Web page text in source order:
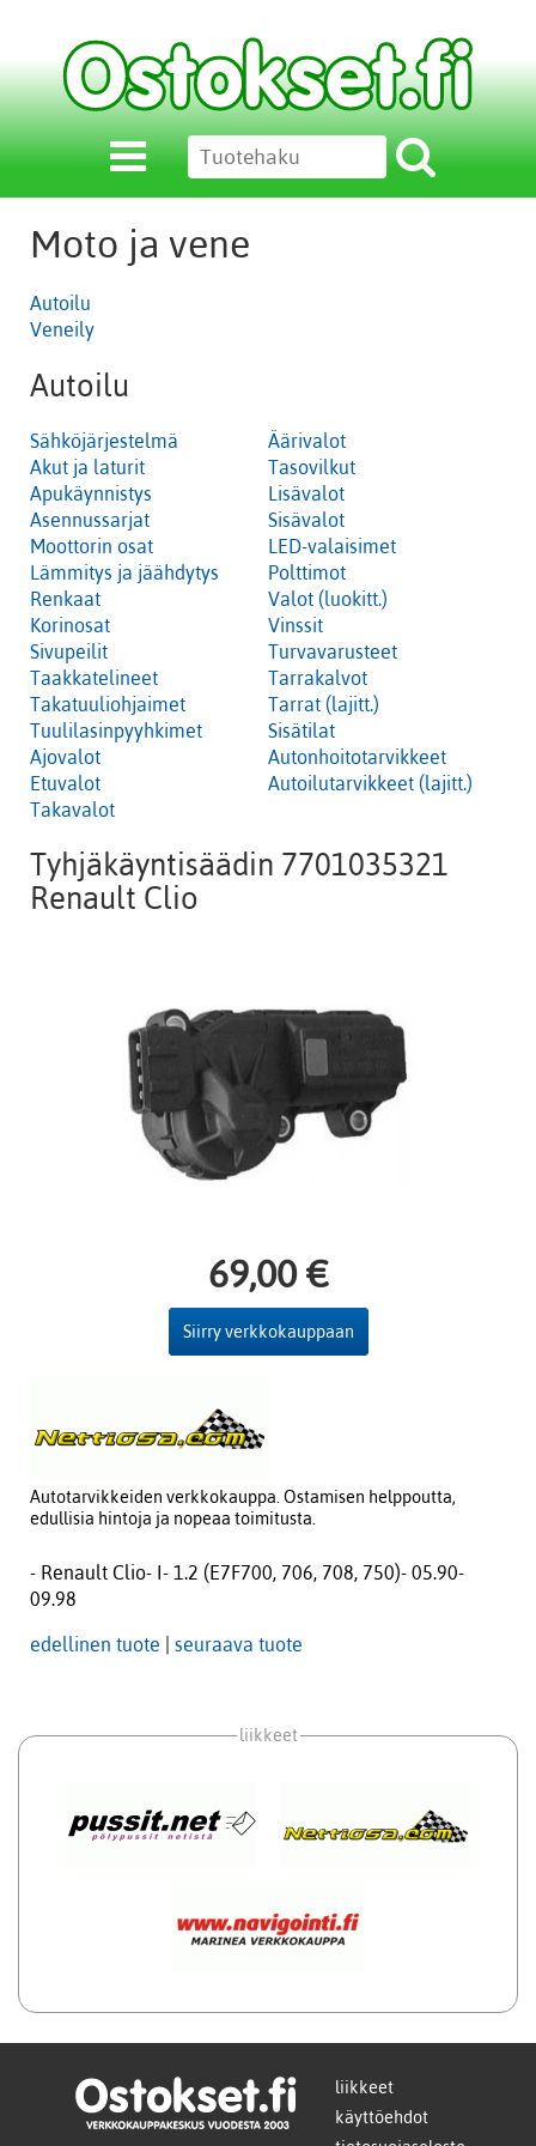
Moto ja vene
Autoilu
Veneily
Autoilu
Sähköjärjestelmä
Akut ja laturit
Apukäynnistys
Asennussarjat
Moottorin osat
Lämmitys ja jäähdytys
Renkaat
Korinosat
Sivupeilit
Taakkatelineet
Takatuuliohjaimet
Tuulilasinpyyhkimet
Ajovalot
Etuvalot
Takavalot
Äärivalot
Tasovilkut
Lisävalot
Sisävalot
LED-valaisimet
Polttimot
Valot (luokitt.)
Vinssit
Turvavarusteet
Tarrakalvot
Tarrat (lajitt.)
Sisätilat
Autonhoitotarvikkeet
Autoilutarvikkeet (lajitt.)
Tyhjäkäyntisäädin 7701035321
Renault Clio
69,00 €
Siirry verkkokauppaan
Autotarvikkeiden verkkokauppa. Ostamisen helppoutta,
edullisia hintoja ja nopeaa toimitusta.
- Renault Clio- I- 1.2 (E7F700, 706, 708, 750)- 05.90-
09.98
edellinen tuote seuraava tuote
liikkeet
liikkeet
käyttöehdot